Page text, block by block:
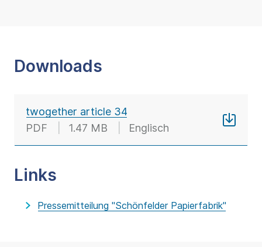
Downloads
twogether article 34
PDF
1.47 MB Englisch
Links
Pressemitteilung "Schönfelder Papierfabrik"